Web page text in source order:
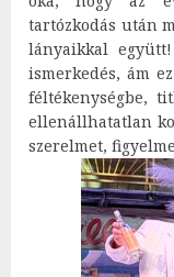
tartózkodás után
lányaikkal
ismerkedés, ám
féltékenységbe,
ellenállhatatlan
szerelmet,